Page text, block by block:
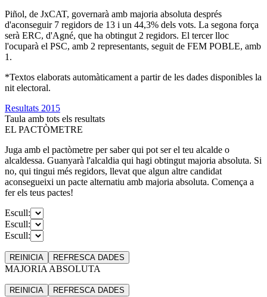
Piñol, de JxCAT, governarà amb majoria absoluta després
d'aconseguir 7 regidors de 13 i un 44,3% dels vots. La segona força
serà ERC, d'Agné, que ha obtingut 2 regidors. El tercer lloc
l'ocuparà el PSC, amb 2 representants, seguit de FEM POBLE, amb
1.
*Textos elaborats automàticament a partir de les dades disponibles la
nit electoral.
Resultats 2015
Taula amb tots els resultats
EL PACTÒMETRE
Juga amb el pactòmetre per saber qui pot ser el teu alcalde o
alcaldessa. Guanyarà l'alcaldia qui hagi obtingut majoria absoluta. Si
no, qui tingui més regidors, llevat que algun altre candidat
aconsegueixi un pacte alternatiu amb majoria absoluta. Comença a
fer els teus pactes!
Escull:
Escull:
Escull:
REINICIA REFRESCA DADES
MAJORIA ABSOLUTA
REINICIA REFRESCA DADES